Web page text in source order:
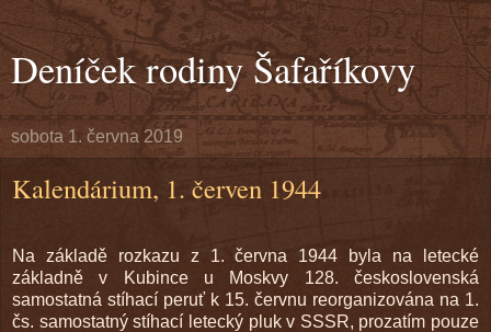
Deníček rodiny Šafaříkovy
sobota 1. června 2019
Kalendárium, 1. červen 1944
Na základě rozkazu z 1. června 1944 byla na letecké
základně v Kubince u Moskvy 128. československá
samostatná stíhací peruť k 15. červnu reorganizována na 1.
čs. samostatný stíhací letecký pluk v SSSR, prozatím pouze